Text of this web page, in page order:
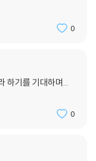
0
기를 기대하며...
0